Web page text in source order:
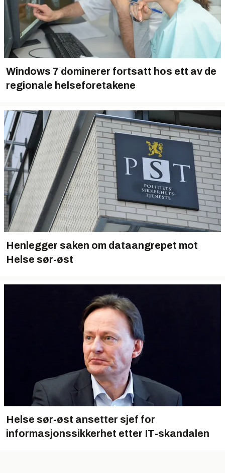
Windows 7 dominerer fortsatt hos ett av de
regionale helseforetakene
Henlegger saken om dataangrepet mot
Helse sør-øst
Helse sør-øst ansetter sjef for
informasjonssikkerhet etter IT-skandalen